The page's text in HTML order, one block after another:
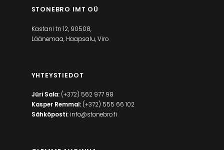
STONEBRO IMT OÜ
Kastani tn 12, 90508,
Läänemaa, Haapsalu, Viro
YHTEYSTIEDOT
Jüri Sala: (+372) 562 977 98
Kasper Remmal: (+372) 555 66 102
Sähköposti: info@stonebro.fi